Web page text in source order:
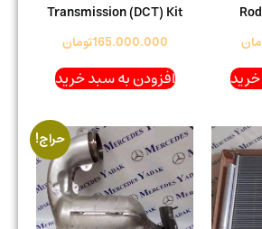
Transmission (DCT) Kit
165.000.000تومان
افزودن به سبد خرید
حراج!